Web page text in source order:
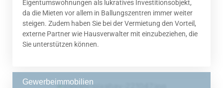
Eigentumswohnungen als lukratives Investitionsobjekt,
da die Mieten vor allem in Ballungszentren immer weiter
steigen. Zudem haben Sie bei der Vermietung den Vorteil,
externe Partner wie Hausverwalter mit einzubeziehen, die
Sie unterstützen können.
Gewerbeimmobilien